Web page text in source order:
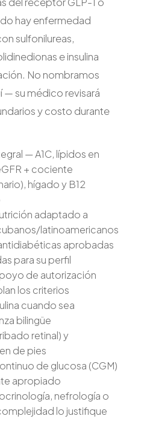
hay enfermedad
sulfonilureas,
e insulina
No nombramos
— su médico revisará
y costo durante
— A1C, lípidos en
+ cociente
hígado y B12
adaptado a
latinoamericanos
aprobadas
para su perfil
de autorización
los criterios
cuando sea
bilingüe
retinal) y
de pies
de glucosa (CGM)
apropiado
nefrología o
lo justifique